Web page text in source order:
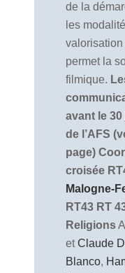
de la
les
permet la
filmique.
avant le
de l’AFS
page)
croisée
Malogne-
RT43 RT
Religions
etClaude
Blanco,